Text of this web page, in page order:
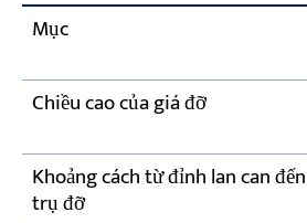
Mục
Chiều cao của giá đỡ
Khoảng cách từ đỉnh lan can
trụ đỡ